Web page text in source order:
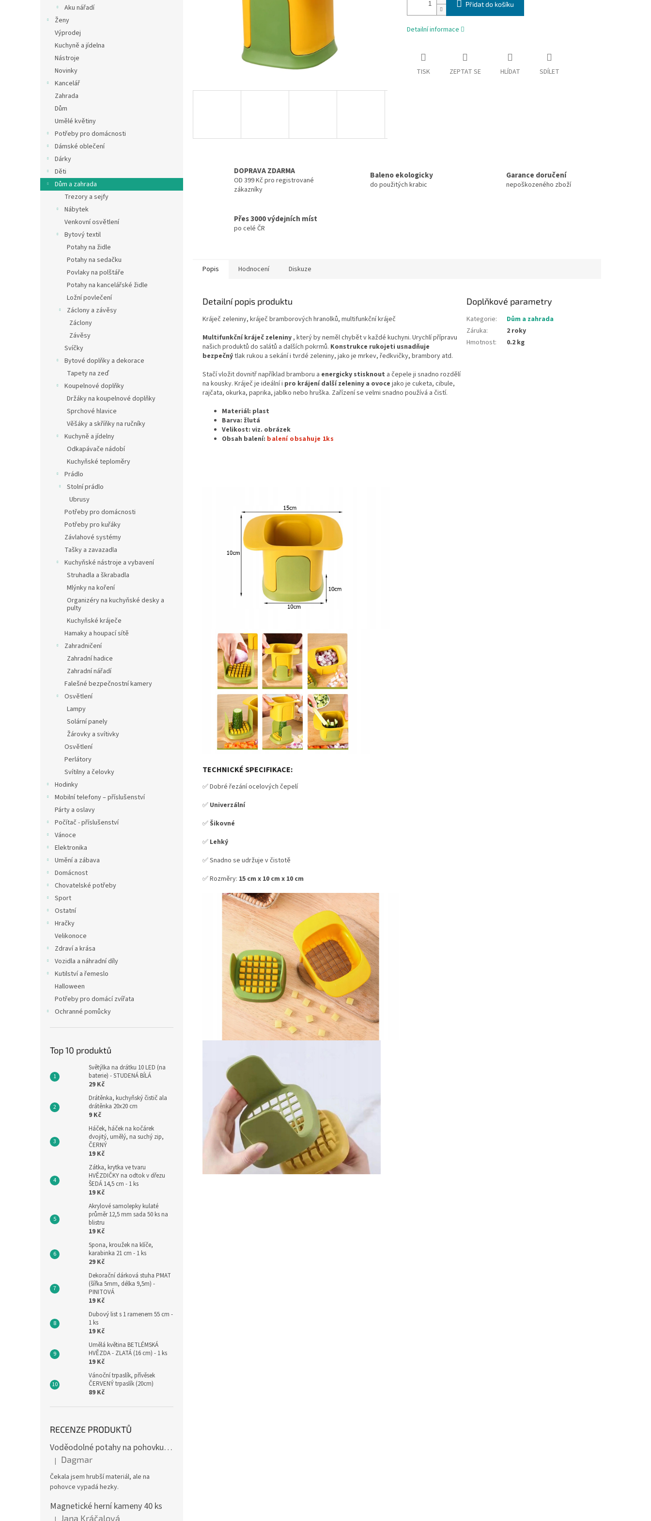
Aku nářadí
Ženy
Výprodej
Kuchyně a jídelna
Nástroje
Novinky
Kancelář
Zahrada
Dům
Umělé květiny
Potřeby pro domácnosti
Dámské oblečení
Dárky
Děti
Dům a zahrada
Trezory a sejfy
Nábytek
Venkovní osvětlení
Bytový textil
Potahy na židle
Potahy na sedačku
Povlaky na polštáře
Potahy na kancelářské židle
Ložní povlečení
Záclony a závěsy
Záclony
Závěsy
Svíčky
Bytové doplňky a dekorace
Tapety na zeď
Koupelnové doplňky
Držáky na koupelnové doplňky
Sprchové hlavice
Věšáky a skříňky na ručníky
Kuchyně a jídelny
Odkapávače nádobí
Kuchyňské teploměry
Prádlo
Stolní prádlo
Ubrusy
Potřeby pro domácnosti
Potřeby pro kuřáky
Závlahové systémy
Tašky a zavazadla
Kuchyňské nástroje a vybavení
Struhadla a škrabadla
Mlýnky na koření
Organizéry na kuchyňské desky a
pulty
Kuchyňské kráječe
Hamaky a houpací sítě
Zahradničení
Zahradní hadice
Zahradní nářadí
Falešné bezpečnostní kamery
Osvětlení
Lampy
Solární panely
Žárovky a svítivky
Osvětlení
Perlátory
Svítilny a čelovky
Hodinky
Mobilní telefony – příslušenství
Párty a oslavy
Počítač - příslušenství
Vánoce
Elektronika
Umění a zábava
Domácnost
Chovatelské potřeby
Sport
Ostatní
Hračky
Velikonoce
Zdraví a krása
Vozidla a náhradní díly
Kutilství a řemeslo
Halloween
Potřeby pro domácí zvířata
Ochranné pomůcky
Top 10 produktů
Světýlka na drátku 10 LED (na
baterie) - STUDENÁ BÍLÁ
29 Kč
Drátěnka, kuchyňský čistič ala
drátěnka 20x20 cm
9 Kč
Háček, háček na kočárek
dvojitý, umělý, na suchý zip,
ČERNÝ
19 Kč
Zátka, krytka ve tvaru
HVĚZDIČKY na odtok v dřezu
ŠEDÁ 14,5 cm - 1 ks
19 Kč
Akrylové samolepky kulaté
průměr 12,5 mm sada 50 ks na
blistru
19 Kč
Spona, kroužek na klíče,
karabinka 21 cm - 1 ks
29 Kč
Dekorační dárková stuha PMAT
(šířka 5mm, délka 9,5m) -
PINITOVÁ
19 Kč
Dubový list s 1 ramenem 55 cm -
1 ks
19 Kč
Umělá květina BETLÉMSKÁ
HVĚZDA - ZLATÁ (16 cm) - 1 ks
19 Kč
Vánoční trpaslík, přívěsek
ČERVENÝ trpaslík (20cm)
89 Kč
RECENZE PRODUKTŮ
Voděodolné potahy na pohovku se vzorem
Hodnocení produktu je 4 z 5 hvězdiček.
| Dagmar
Čekala jsem hrubší materiál, ale na
pohovce vypadá hezky.
Magnetické herní kameny 40 ks
Jana Kráčalová
Přidat do košíku
Detailní informace
TISK ZEPTAT SE HLÍDAT SDÍLET
DOPRAVA ZDARMA
OD 399 Kč pro registrované
zákazníky
Baleno ekologicky
do použitých krabic
Garance doručení
nepoškozeného zboží
Přes 3000 výdejních míst
po celé ČR
Popis Hodnocení Diskuze
Detailní popis produktu
Kráječ zeleniny, kráječ bramborových hranolků, multifunkční kráječ
Multifunkční kráječ zeleniny , který by neměl chybět v každé kuchyni. Urychlí přípravu
našich produktů do salátů a dalších pokrmů. Konstrukce rukojeti usnadňuje
bezpečnýtlak rukou a sekání i tvrdé zeleniny, jako je mrkev, ředkvičky, brambory atd.
Stačí vložit dovnitř například bramboru a energicky stisknout a čepele ji snadno rozdělí
na kousky. Kráječ je ideální i pro krájení další zeleniny a ovoce jako je cuketa, cibule,
rajčata, okurka, paprika, jablko nebo hruška. Zařízení se velmi snadno používá a čistí.
Materiál: plast
Barva: žlutá
Velikost: viz. obrázek
Obsah balení: balení obsahuje 1ks
TECHNICKÉ SPECIFIKACE:
✅ Dobré řezání ocelových čepelí
✅ Univerzální
✅Šikovné
✅ Lehký
✅ Snadno se udržuje v čistotě
✅ Rozměry: 15 cm x 10 cm x 10 cm
Doplňkové parametry
Kategorie:
Dům a zahrada
Záruka:
2 roky
Hmotnost: 0.2 kg